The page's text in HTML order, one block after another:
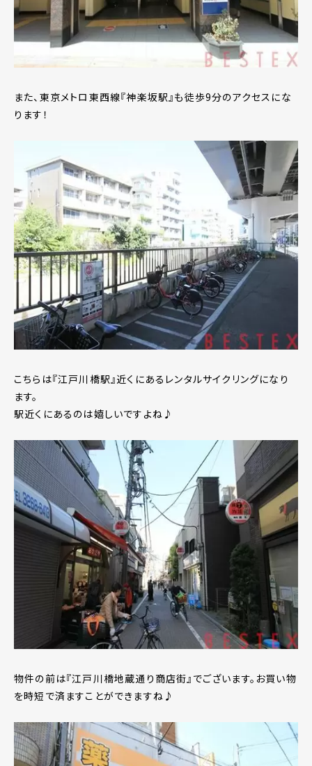
また、東京メトロ東西線『神楽坂駅』も徒歩9分のアクセスにな
ります！
こちらは『江戸川橋駅』近くにあるレンタルサイクリングになり
ます。
駅近くにあるのは嬉しいですよね♪
物件の前は『江戸川橋地蔵通り商店街』でございます。お買い物
を時短で済ますことができますね♪